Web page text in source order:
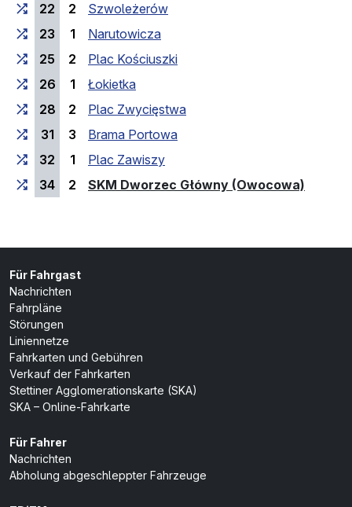
22
2
Szwoleżerów
23
1
Narutowicza
25
2
Plac Kościuszki
26
1
Łokietka
28
2
Plac Zwycięstwa
31
3
Brama Portowa
32
1
Plac Zawiszy
34
2 SKM Dworzec Główny (Owocowa)
Für Fahrgast
Nachrichten
Fahrpläne
Störungen
Liniennetze
Fahrkarten und Gebühren
Verkauf der Fahrkarten
Stettiner Agglomerationskarte (SKA)
SKA – Online-Fahrkarte
Für Fahrer
Nachrichten
Abholung abgeschleppter Fahrzeuge